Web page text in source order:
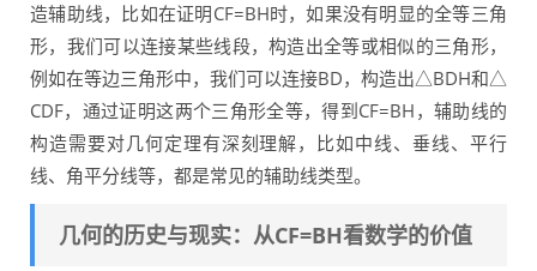
造辅助线，比如在证明CF=BH时，如果没有明显的全等三角
形，我们可以连接某些线段，构造出全等或相似的三角形，
例如在等边三角形中，我们可以连接BD，构造出△BDH和△
CDF，通过证明这两个三角形全等，得到CF=BH，辅助线的
构造需要对几何定理有深刻理解，比如中线、垂线、平行
线、角平分线等，都是常见的辅助线类型。
几何的历史与现实：从CF=BH看数学的价值